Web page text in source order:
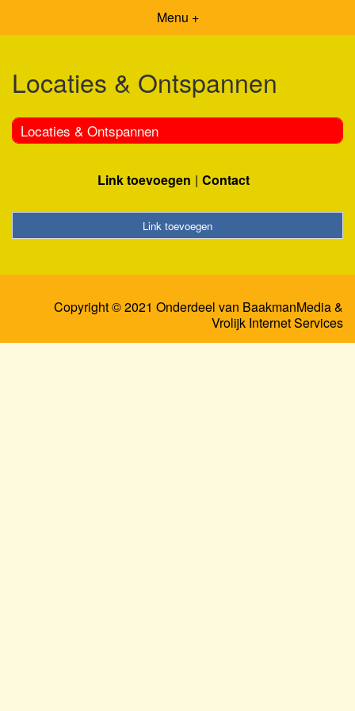
Menu +
Locaties & Ontspannen
Locaties & Ontspannen
Link toevoegen Contact
Link toevoegen
Copyright © 2021 Onderdeel van BaakmanMedia&
Vrolijk Internet Services